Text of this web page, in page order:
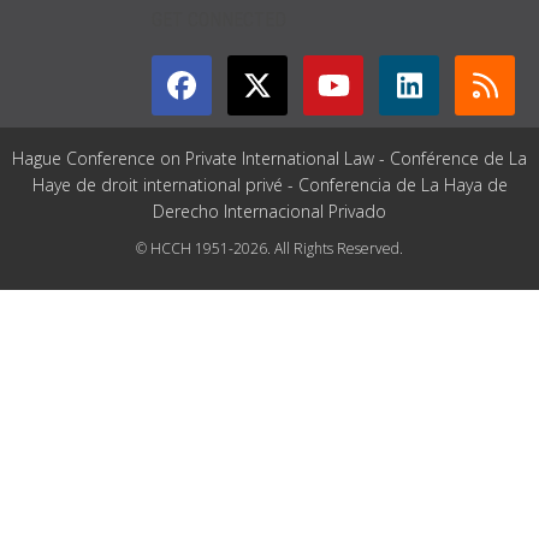
Hague Conference on Private International Law - Conférence de La
Haye de droit international privé - Conferencia de La Haya de
Derecho Internacional Privado
© HCCH 1951-2026. All Rights Reserved.